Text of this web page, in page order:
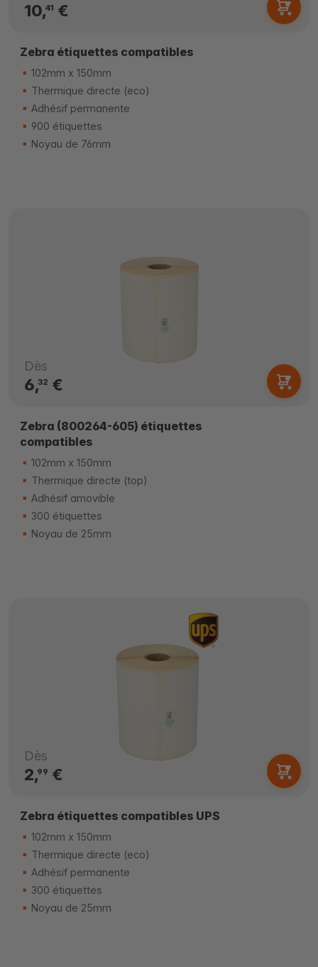
10,41 €
Zebra étiquettes compatibles
102mm x 150mm
Thermique directe (eco)
Adhésif permanente
900 étiquettes
Noyau de 76mm
Dès
6,32 €
Zebra (800264-605) étiquettes
compatibles
102mm x 150mm
Thermique directe (top)
Adhésif amovible
300 étiquettes
Noyau de 25mm
Dès
2,99 €
Zebra étiquettes compatibles UPS
102mm x 150mm
Thermique directe (eco)
Adhésif permanente
300 étiquettes
Noyau de 25mm